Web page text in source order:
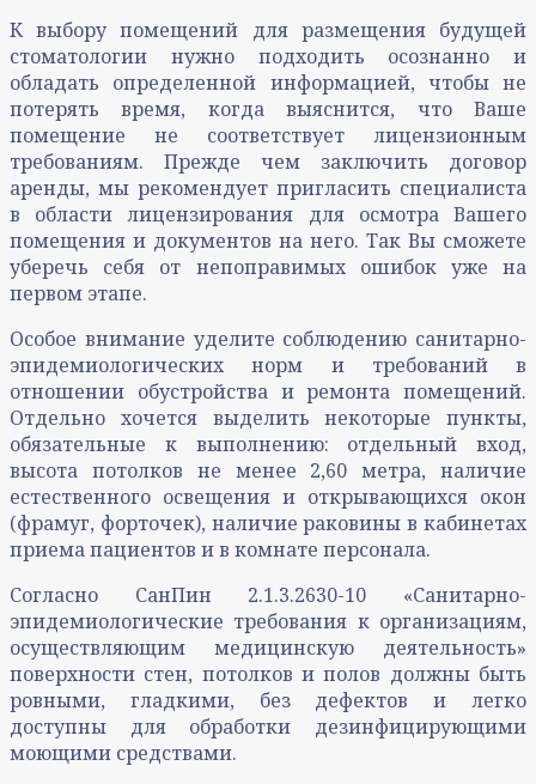
К выбору помещений для размещения будущей
стоматологии нужно подходить осознанно и
обладать определенной информацией, чтобы не
потерять время, когда выяснится, что Ваше
помещение не соответствует лицензионным
требованиям. Прежде чем заключить договор
аренды, мы рекомендует пригласить специалиста
в области лицензирования для осмотра Вашего
помещения и документов на него. Так Вы сможете
уберечь себя от непоправимых ошибок уже на
первом этапе.
Особое внимание уделите соблюдению санитарно-
эпидемиологических норм и требований в
отношении обустройства и ремонта помещений.
Отдельно хочется выделить некоторые пункты,
обязательные к выполнению: отдельный вход,
высота потолков не менее 2,60 метра, наличие
естественного освещения и открывающихся окон
(фрамуг, форточек), наличие раковины в кабинетах
приема пациентов и в комнате персонала.
Согласно СанПин 2.1.3.2630-10 «Санитарно-
эпидемиологические требования к организациям,
осуществляющим медицинскую деятельность»
поверхности стен, потолков и полов должны быть
ровными, гладкими, без дефектов и легко
доступны для обработки дезинфицирующими
моющими средствами.